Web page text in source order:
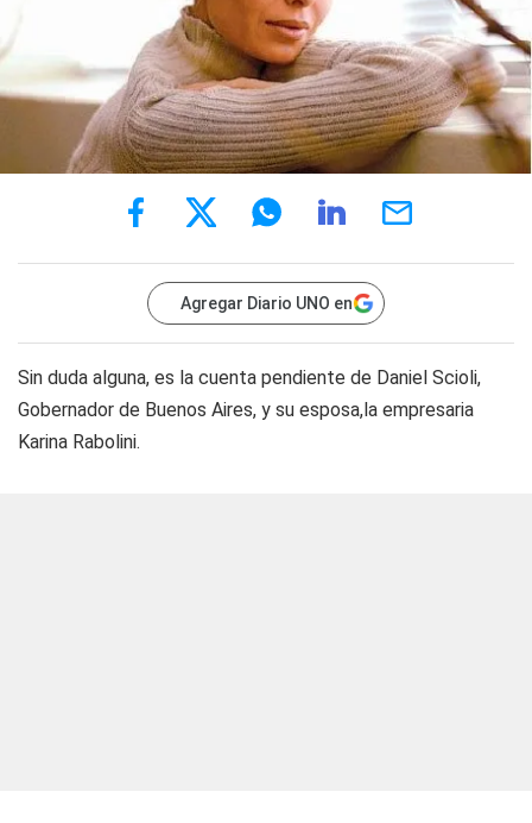
Agregar Diario UNO en
Sin duda alguna, es la cuenta pendiente de Daniel Scioli,
Gobernador de Buenos Aires, y su esposa,la empresaria
Karina Rabolini.